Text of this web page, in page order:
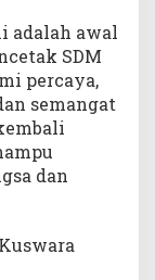
adalah awal
SDM
percaya,
semangat
dan